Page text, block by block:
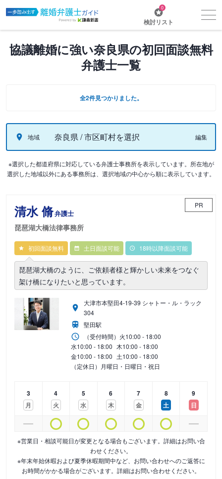
0
検討リスト
協議離婚に強い奈良県の初回面談無料
弁護士一覧
全2件見つかりました。
地域 奈良県 / 市区町村を選択 編集
※選択した都道府県に対応している弁護士事務所を表示しています。所在地が
選択した地域以外にある事務所は、選択地域の中心から順に表示しています。
清水 脩弁護士
琵琶湖大橋法律事務所
PR
初回面談無料 土日面談可能 18時以降面談可能
琵琶湖大橋のように、ご依頼者様と輝かしい未来をつなぐ
架け橋になりたいと思っています。
大津市本堅田4-19-39 シャトー・ル・ラック
304
堅田駅
（受付時間） 火10:00 - 18:00
水10:00 - 18:00 木10:00 - 18:00
金10:00 - 18:00 土10:00 - 18:00
（定休日）月曜日・日曜日・祝日
3
月
4
火
5
水
6
木
7
金
8
土
9
日
※営業日・相談可能日が変更となる場合もございます。詳細はお問い合
わせください。
※年末年始休暇および夏季休暇期間中など、お問い合わせへのご返答に
お時間がかかる場合がございます。詳細はお問い合わせください。